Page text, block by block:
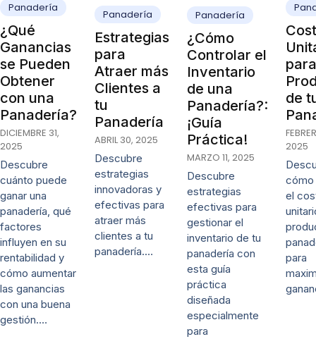
Panadería
¿Qué
Ganancias
se Pueden
Obtener
con una
Panadería?
DICIEMBRE 31,
2025
Descubre
cuánto puede
ganar una
panadería, qué
factores
influyen en su
rentabilidad y
cómo aumentar
las ganancias
con una buena
gestión.…
Panadería
Estrategias
para
Atraer más
Clientes a
tu
Panadería
ABRIL 30, 2025
Descubre
estrategias
innovadoras y
efectivas para
atraer más
clientes a tu
panadería.…
Panadería
¿Cómo
Controlar el
Inventario
de una
Panadería?:
¡Guía
Práctica!
MARZO 11, 2025
Descubre
estrategias
efectivas para
gestionar el
inventario de tu
panadería con
esta guía
práctica
diseñada
especialmente
para
para
de
2025
cómo
el
para